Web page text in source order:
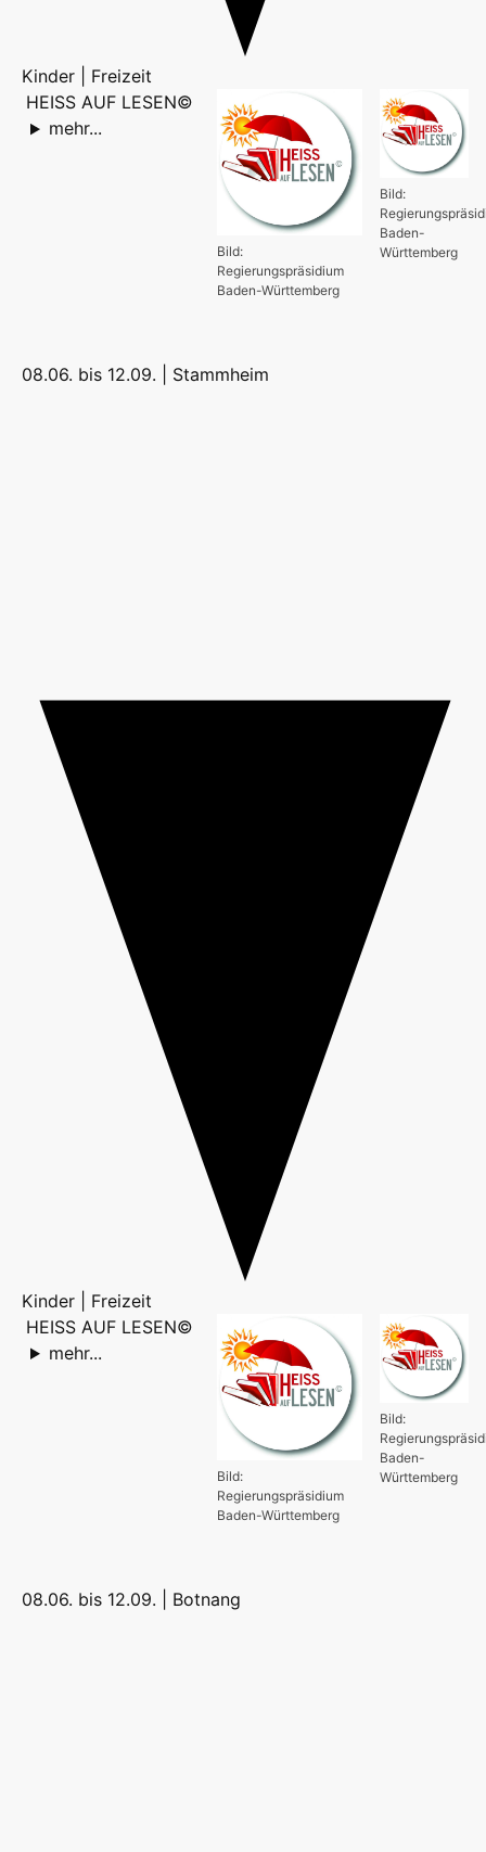
Kinder | Freizeit
Bild:
Baden-
Württemberg
Bild:
Regierungspräsidium
Baden-Württemberg
HEISS AUF LESEN©
mehr...
08.06. bis 12.09. | Stammheim
Kinder | Freizeit
Bild:
Baden-
Württemberg
Bild:
Regierungspräsidium
Baden-Württemberg
HEISS AUF LESEN©
mehr...
08.06. bis 12.09. | Botnang